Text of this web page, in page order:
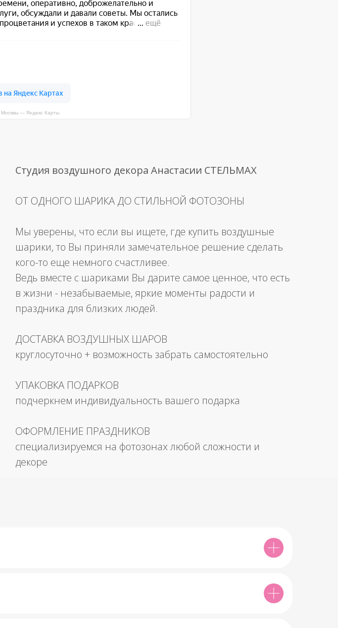
Москвы — Яндекс Карты
Студия воздушного декора Анастасии СТЕЛЬМАХ
ОТ ОДНОГО ШАРИКА ДО СТИЛЬНОЙ ФОТОЗОНЫ
Мы уверены, что если вы ищете, где купить воздушные
шарики, то Вы приняли замечательное решение сделать
кого-то еще немного счастливее.
Ведь вместе с шариками Вы дарите самое ценное, что есть
в жизни - незабываемые, яркие моменты радости и
праздника для близких людей.
ДОСТАВКА ВОЗДУШНЫХ ШАРОВ
круглосуточно + возможность забрать самостоятельно
УПАКОВКА ПОДАРКОВ
подчеркнем индивидуальность вашего подарка
ОФОРМЛЕНИЕ ПРАЗДНИКОВ
специализируемся на фотозонах любой сложности и
декоре